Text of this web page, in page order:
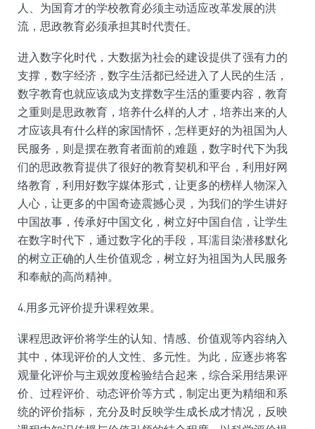
人、为国育才的学校教育必须主动适应改革发展的洪
流，思政教育必须承担其时代责任。
进入数字化时代，大数据为社会的建设提供了强有力的
支撑，数字经济，数字生活都已经进入了人民的生活，
数字教育也就应该成为支撑数字生活的重要内容，教育
之重则是思政教育，培养什么样的人才，培养出来的人
才应该具有什么样的家国情怀，怎样更好的为祖国为人
民服务，则是摆在教育者面前的难题，数字时代下为我
们的思政教育提供了很好的教育契机和平台，利用好网
络教育，利用好数字媒体形式，让更多的榜样人物深入
人心，让更多的中国奇迹震撼心灵，为我们的学生讲好
中国故事，传承好中国文化，树立好中国自信，让学生
在数字时代下，通过数字化的手段，耳濡目染潜移默化
的树立正确的人生价值观念，树立好为祖国为人民服务
和奉献的高尚精神。
4.用多元评价提升课程效果。
课程思政评价将学生的认知、情感、价值观等内容纳入
其中，体现评价的人文性、多元性。为此，应逐步将客
观量化评价与主观效度检验结合起来，综合采用结果评
价、过程评价、动态评价等方式，制定出更为精细和系
统的评价指标，充分及时反映学生成长成才情况，反映